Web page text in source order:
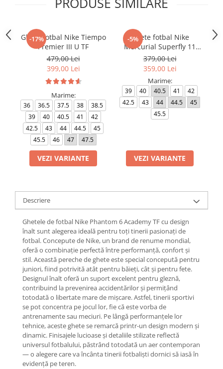
-17%
Ghete fotbal Nike Tiempo
Premier III U TF
479,00 Lei
399,00 Lei
Marime:
36 36.5 37.5 38
38.5
39
40 40.5 41
42
42.5
43 44 44.5
45
45.5
46 47 47.5
VEZI VARIANTE
-5%
Ghete fotbal Nike
Mercurial Superfly 11
Club TF
379,00 Lei
359,00 Lei
Marime:
39 40 40.5 41
42
42.5
43 44 44.5
45
45.5
VEZI VARIANTE
Descriere
Ghetele de fotbal Nike Phantom 6 Academy TF cu design
înalt sunt alegerea ideală pentru toți tinerii pasionați de
fotbal. Concepute de Nike, un brand de renume mondial,
oferă o combinație perfectă între performanță, confort și
stil. Această pereche de ghete este special concepută pentru
juniori, fiind potrivită atât pentru băieți, cât și pentru fete.
Designul înalt oferă un suport excelent pentru gleznă,
contribuind la prevenirea accidentărilor și permițând
totodată o libertate mare de mișcare. Astfel, tinerii sportivi
se pot concentra pe jocul lor, fie că este vorba de
antrenamente sau meciuri. Pe lângă performanțele lor
tehnice, aceste ghete se remarcă printr-un design modern și
dinamic. Finisajele lucioase și detaliile stilizate reflectă
universul fotbalului, păstrând totodată un aer contemporan
— o alegere care va încânta tinerii fotbaliști dornici să iasă în
evidență pe teren.